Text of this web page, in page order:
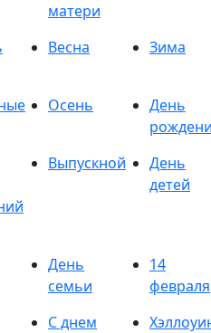
матери
Весна Зима
Осень
День
Выпускной
День
детей
День
семьи
14
февраля
С днем